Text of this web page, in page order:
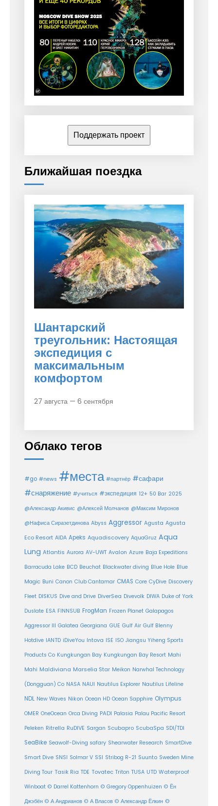
Поддержать проект
Ближайшая поездка
Шантарский
треугольник: Настоящая
экспедиция с
максимальным
комфортом
27 августа — 6 сентября
Облако тегов
#go #news #места #партнёр #сафари
#снаряжение #учиться #экспедиция 12+ 50 Bar 2025
@Александр Акивис @Алексей Молчанов @Максим Миронов
@Нафиса Сиразетдинова Abyss Aggressor Agusta Agusta
Eco Resort AIDA Apeks Aquadiscovery AquaGruz Aqua
Lung Atlantis Aurora AV-UWT Avalon Azure Baja Expeditions
Barracuda Lake BCD Beuchat Blackwater diving Blue Hole Blue
Magic Buni Canon Club Cantamar CMAS Core CyDive Discovery
Fleet DISKUS Dive and Drive DiverSea Divevolk DIWA Duke of York
Duslate ESA FINNSUB FrogMan Frozen Planet Galapagos
Aggressor III Galatea Georgiana GUE Gulf Air Gulf Blenny
Hotdive IANTD iDiveYou Intova ISE ISO Jiangsu Yiheng Sports
Products Co Kungkungan Bay Kungkungan Bay Resort Mahi
Mahi Maldiviana Marselia Star Meikon Narwhal Technology
(Dongguan) Co NASA NAUI Nautilus Explorer Nautilus Lifeline
NDL New Waves Nikon Ocean HD Ocean Sapphire Olympus
OMER OneOcean Orca Diving PADI Palasia Palau Pacific Resort
Peleken Ritrella RuDIVE Sargan Scubapro ScubaSpa SDI/TDI
SeaBike Seawolf-Diving safary Shearwater Research SmartDive
Smart Dive SNSI Solmar V SSI Stribog R-21 Suunto Sweden Mine
Diving Tour Tasik Ria TDE Tovatec Triton TUSA UTD Waterproof
Winboat © Darrel Kattenhorn © Gregory Oppenhuizen © Ён
Джэбён © А Андрианов © А Власов © Александр Ёлкин ©